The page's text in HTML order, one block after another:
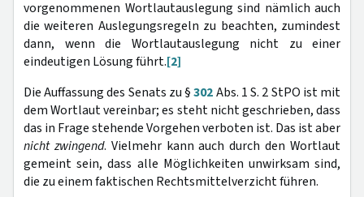
vorgenommenen Wortlautauslegung sind nämlich auch
die weiteren Auslegungsregeln zu beachten, zumindest
dann, wenn die Wortlautauslegung nicht zu einer
eindeutigen Lösung führt.[2]
Die Auffassung des Senats zu §302Abs. 1 S. 2 StPO ist mit
dem Wortlaut vereinbar; es steht nicht geschrieben, dass
das in Frage stehende Vorgehen verboten ist. Das ist aber
nicht zwingend. Vielmehr kann auch durch den Wortlaut
gemeint sein, dass alle Möglichkeiten unwirksam sind,
die zu einem faktischen Rechtsmittelverzicht führen.